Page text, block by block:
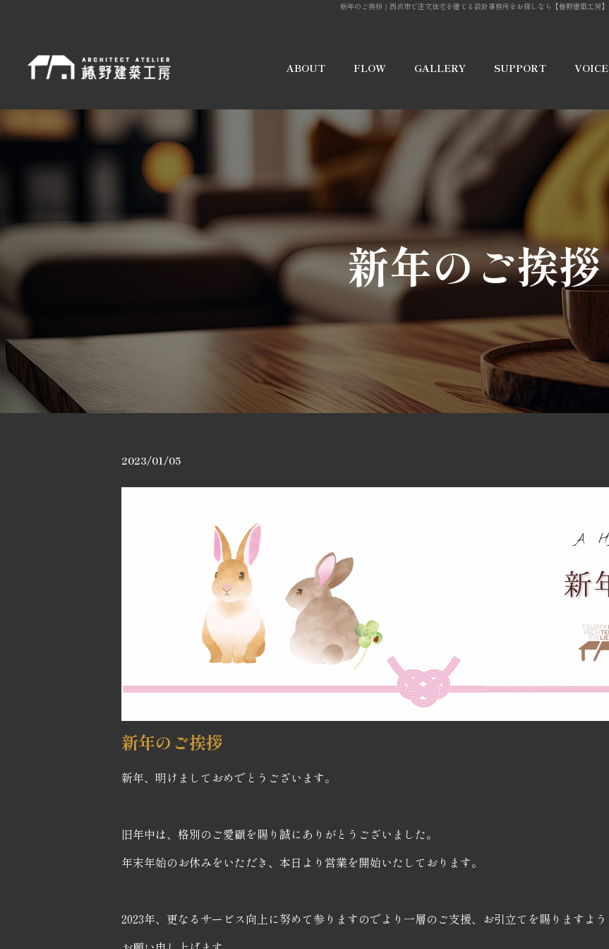
新年のご挨拶 ｜西宮市で注文住宅を建てる設計事務所をお探しなら【椿野建築工房】
ABOUT
リフォー
ム
FLOW GALLERY
イベント・
SUPPORT VOICE
新年のご挨拶
2023/01/05
新年のご挨拶
新年、明けましておめでとうございます。
旧年中は、格別のご愛顧を賜り誠にありがとうございました。
年末年始のお休みをいただき、本日より営業を開始いたしております。
2023年、更なるサービス向上に努めて参りますのでより一層のご支援、お引立てを賜りますよう